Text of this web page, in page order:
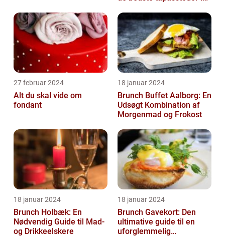
27 februar 2024
Alt du skal vide om
fondant
18 januar 2024
Brunch Buffet Aalborg: En
Udsøgt Kombination af
Morgenmad og Frokost
18 januar 2024
Brunch Holbæk: En
Nødvendig Guide til Mad-
og Drikkeelskere
18 januar 2024
Brunch Gavekort: Den
ultimative guide til en
uforglemmelig